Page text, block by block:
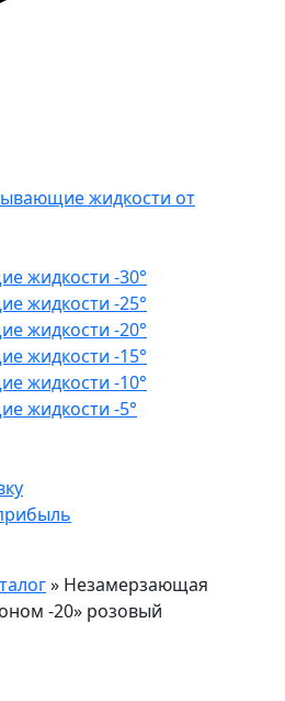
жидкости -30°
жидкости -25°
жидкости -20°
жидкости -15°
жидкости -10°
жидкости -5°
» Незамерзающая
-20» розовый